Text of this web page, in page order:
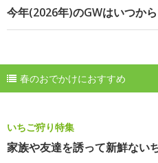
今年(2026年)のGWはいつか
春のおでかけにおすすめ
いちご狩り特集
家族や友達を誘って新鮮ない